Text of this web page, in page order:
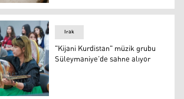
ilk: "Defiane" dijital kitabı yayınladı
Irak
"Kijani Kurdistan" müzik grubu
Süleymaniye’de sahne alıyor